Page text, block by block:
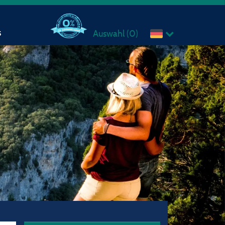
Auswahl (0)